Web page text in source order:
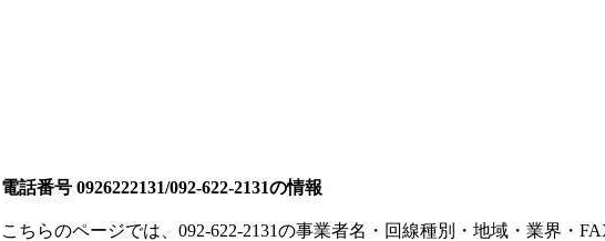
電話番号 0926222131/092-622-2131の情報
こちらのページでは、 092-622-2131の事業者名・回線種別・地域・業界・